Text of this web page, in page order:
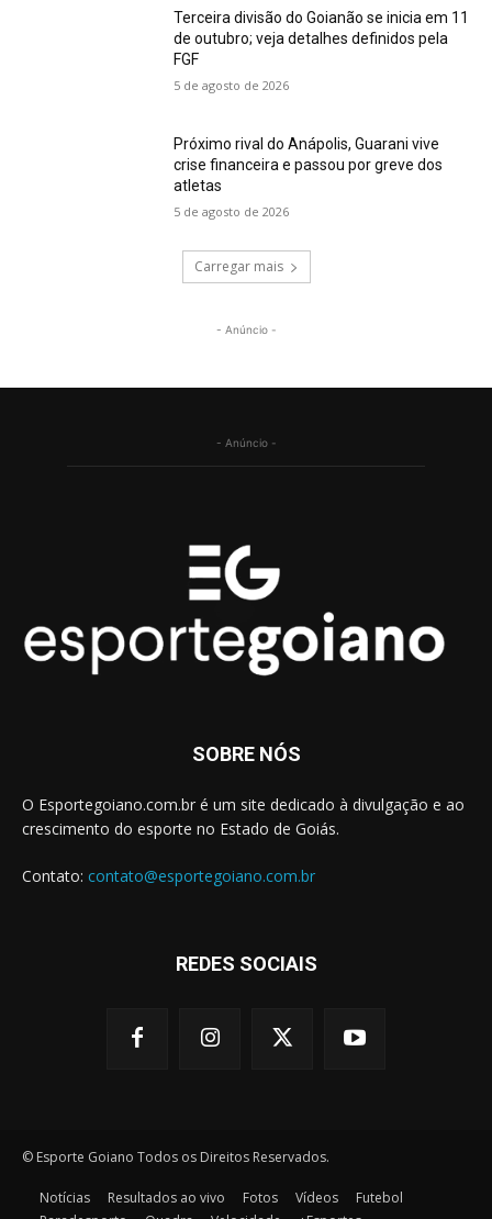
Terceira divisão do Goianão se inicia em 11
de outubro; veja detalhes definidos pela
FGF
5 de agosto de 2026
Próximo rival do Anápolis, Guarani vive
crise financeira e passou por greve dos
atletas
5 de agosto de 2026
Carregar mais
- Anúncio -
- Anúncio -
SOBRE NÓS
O Esportegoiano.com.br é um site dedicado à divulgação e ao
crescimento do esporte no Estado de Goiás.
Contato: contato@esportegoiano.com.br
REDES SOCIAIS
© Esporte Goiano Todos os Direitos Reservados.
Notícias Resultados ao vivo Fotos Vídeos
Futebol